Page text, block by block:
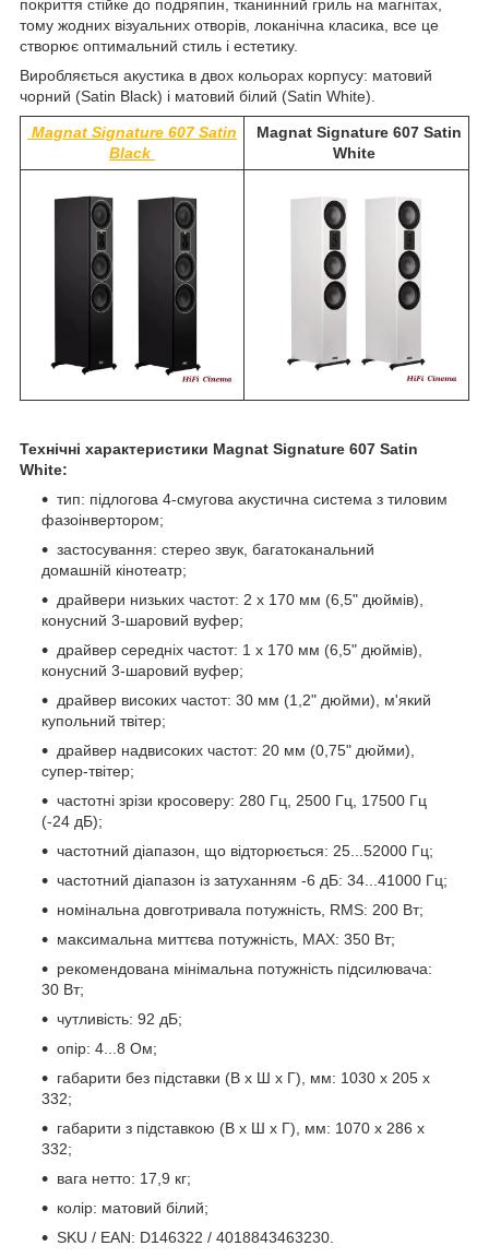
покриття стійке до подряпин, тканинний гриль на магнітах,
тому жодних візуальних отворів, локанічна класика, все це
створює оптимальний стиль і естетику.
Виробляється акустика в двох кольорах корпусу: матовий
чорний (Satin Black) і матовий білий (Satin White).
Magnat Signature 607 Satin
Black
Magnat Signature 607 Satin
White
Технічні характеристики Magnat Signature 607 Satin
White:
тип: підлогова 4-смугова акустична система з тиловим
фазоінвертором;
застосування: стерео звук, багатоканальний
домашній кінотеатр;
драйвери низьких частот: 2 х 170 мм (6,5" дюймів),
конусний 3-шаровий вуфер;
драйвер середніх частот: 1 х 170 мм (6,5" дюймів),
конусний 3-шаровий вуфер;
драйвер високих частот: 30 мм (1,2" дюйми), м'який
купольний твітер;
драйвер надвисоких частот: 20 мм (0,75" дюйми),
супер-твітер;
частотні зрізи кросоверу: 280 Гц, 2500 Гц, 17500 Гц
(-24 дБ);
частотний діапазон, що відторюється: 25...52000 Гц;
частотний діапазон із затуханням -6 дБ: 34...41000 Гц;
номінальна довготривала потужність, RMS: 200 Вт;
максимальна миттєва потужність, MAX: 350 Вт;
рекомендована мінімальна потужність підсилювача:
30 Вт;
чутливість: 92 дБ;
опір: 4...8 Ом;
габарити без підставки (В х Ш х Г), мм: 1030 х 205 х
332;
габарити з підставкою (В х Ш х Г), мм: 1070 х 286 х
332;
вага нетто: 17,9 кг;
колір: матовий білий;
SKU / EAN: D146322 / 4018843463230.